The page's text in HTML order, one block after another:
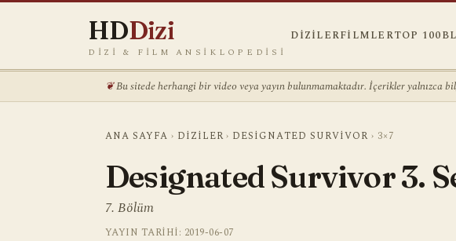
HDDizi
DIZI & FILM ANSIKLOPEDISI
DIZILERFILMLERTOP 100
Bu sitede herhangi bir video veya yayın bulunmamaktadır. İçerikler yalnızca
ANA SAYFA › DIZILER › DESIGNATED SURVIVOR › 3×7
Designated Survivor 3.
7. Bölüm
YAYIN TARIHI: 2019-06-07